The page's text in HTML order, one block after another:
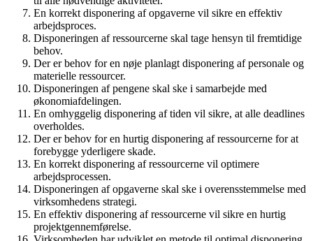
En korrekt disponering af opgaverne vil sikre en effektiv
arbejdsproces.
Disponeringen af ressourcerne skal tage hensyn til fremtidige
behov.
Der er behov for en nøje planlagt disponering af personale og
materielle ressourcer.
Disponeringen af pengene skal ske i samarbejde med
økonomiafdelingen.
En omhyggelig disponering af tiden vil sikre, at alle deadlines
overholdes.
Der er behov for en hurtig disponering af ressourcerne for at
forebygge yderligere skade.
En korrekt disponering af ressourcerne vil optimere
arbejdsprocessen.
Disponeringen af opgaverne skal ske i overensstemmelse med
virksomhedens strategi.
En effektiv disponering af ressourcerne vil sikre en hurtig
projektgennemførelse.